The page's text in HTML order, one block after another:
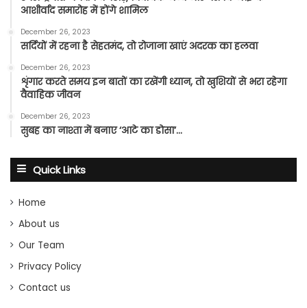
आशीर्वाद समारोह में होंगे शामिल
December 26, 2023
सर्दियों में रहना है सेहतमंद, तो रोजाना खाएं अदरक का हलवा
December 26, 2023
शृंगार करते समय इन बातों का रखेंगी ध्यान, तो खुशियों से भरा रहेगा
वैवाहिक जीवन
December 26, 2023
सुबह का नाश्ता में बनाए ‘आटे का डोसा’…
Quick Links
Home
About us
Our Team
Privacy Policy
Contact us